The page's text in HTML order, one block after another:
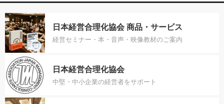
日本経営合理化協会 商品・サービス
経営セミナー・本・音声・映像教材のご案内
日本経営合理化協会
中堅・中小企業の経営者をサポート